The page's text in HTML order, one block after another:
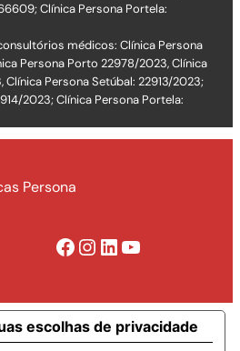
Clínica Persona Portela:
médicos: Clínica Persona
Persona Porto 22978/2023, Clínica
Persona Setúbal: 22913/2023;
2023; Clínica Persona Portela:
Persona
Facebook Instagram LinkedIn YouTube
escolhas de privacidade